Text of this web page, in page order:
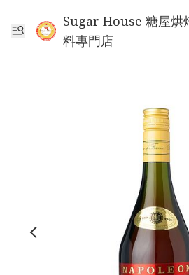
Sugar House 糖屋烘
料專門店